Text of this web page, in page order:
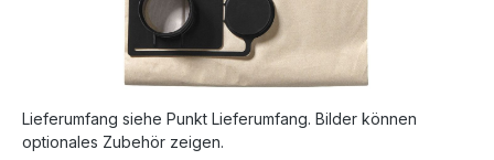
Lieferumfang siehe Punkt Lieferumfang. Bilder können
optionales Zubehör zeigen.